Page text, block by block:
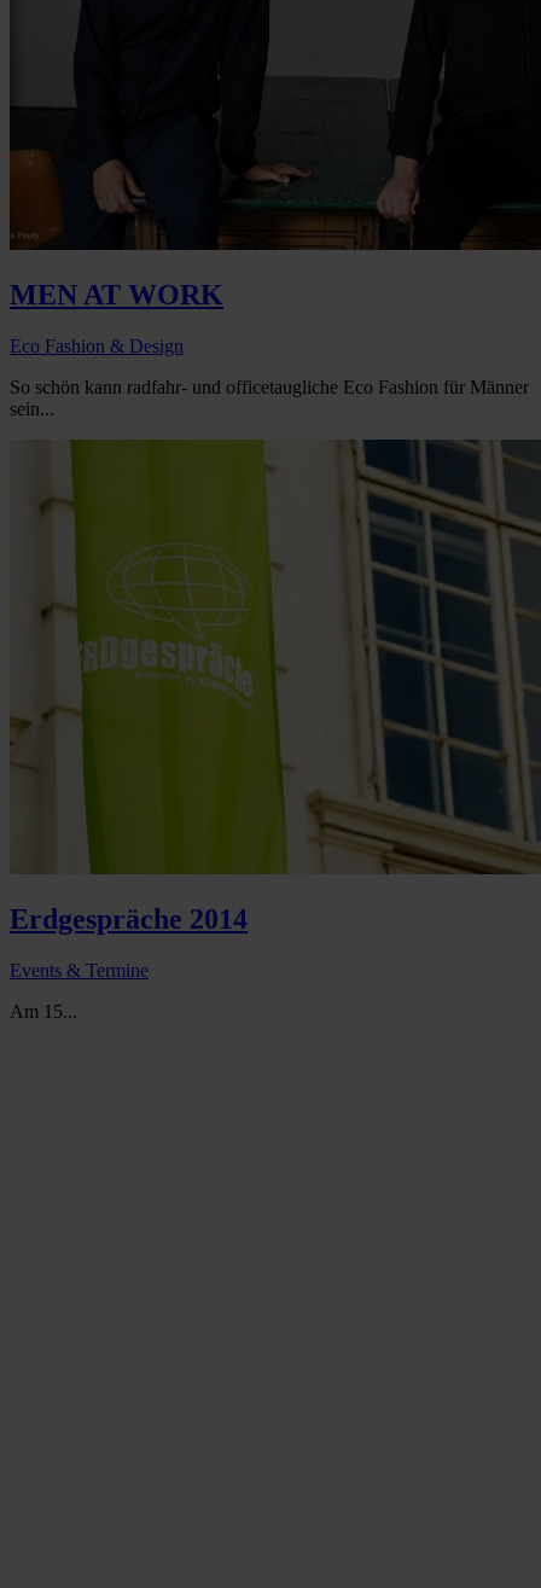
MEN AT WORK
Eco Fashion & Design
So schön kann radfahr- und officetaugliche Eco Fashion für Männer
sein...
Erdgespräche 2014
Events & Termine
Am 15...